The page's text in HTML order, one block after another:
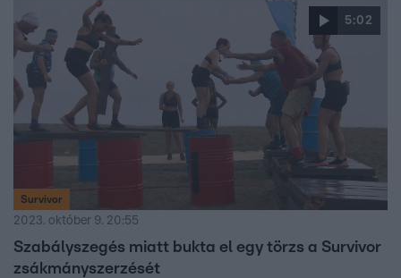
fényképeivel és szívbe markoló üzenetekkel próbálták
meggyőzni a képviselőket, hogy ne szavazzák meg a
dohányipart érintő változásokat, mert sok család
veszítheti el miatta a megélhetését. A törvény
megszavazták.
5:02
Survivor
2023. október 9. 20:55
Szabályszegés miatt bukta el egy törzs a Survivor
zsákmányszerzését